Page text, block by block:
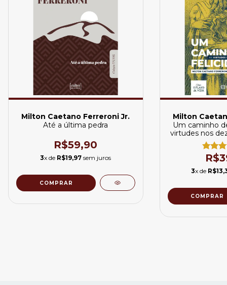
Milton Caetano Ferreroni Jr.
Até a última pedra
R$59,90
3x de R$19,97 sem juros
Milton
Um caminho
virtudes nos
3x de